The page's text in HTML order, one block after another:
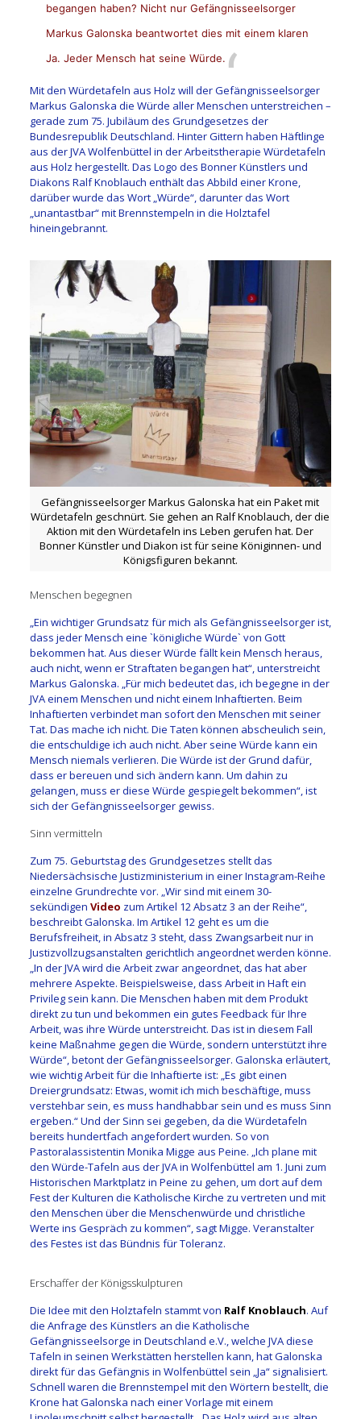
begangen haben? Nicht nur Gefängnisseelsorger
Markus Galonska beantwortet dies mit einem klaren
Ja. Jeder Mensch hat seine Würde.
Mit den Würdetafeln aus Holz will der Gefängnisseelsorger
Markus Galonska die Würde aller Menschen unterstreichen –
gerade zum 75. Jubiläum des Grundgesetzes der
Bundesrepublik Deutschland. Hinter Gittern haben Häftlinge
aus der JVA Wolfenbüttel in der Arbeitstherapie Würdetafeln
aus Holz hergestellt. Das Logo des Bonner Künstlers und
Diakons Ralf Knoblauch enthält das Abbild einer Krone,
darüber wurde das Wort „Würde“, darunter das Wort
„unantastbar“ mit Brennstempeln in die Holztafel
hineingebrannt.
Gefängnisseelsorger Markus Galonska hat ein Paket mit
Würdetafeln geschnürt. Sie gehen an Ralf Knoblauch, der die
Aktion mit den Würdetafeln ins Leben gerufen hat. Der
Bonner Künstler und Diakon ist für seine Königinnen- und
Königsfiguren bekannt.
Menschen begegnen
„Ein wichtiger Grundsatz für mich als Gefängnisseelsorger ist,
dass jeder Mensch eine `königliche Würde` von Gott
bekommen hat. Aus dieser Würde fällt kein Mensch heraus,
auch nicht, wenn er Straftaten begangen hat“, unterstreicht
Markus Galonska. „Für mich bedeutet das, ich begegne in der
JVA einem Menschen und nicht einem Inhaftierten. Beim
Inhaftierten verbindet man sofort den Menschen mit seiner
Tat. Das mache ich nicht. Die Taten können abscheulich sein,
die entschuldige ich auch nicht. Aber seine Würde kann ein
Mensch niemals verlieren. Die Würde ist der Grund dafür,
dass er bereuen und sich ändern kann. Um dahin zu
gelangen, muss er diese Würde gespiegelt bekommen“, ist
sich der Gefängnisseelsorger gewiss.
Sinn vermitteln
Zum 75. Geburtstag des Grundgesetzes stellt das
Niedersächsische Justizministerium in einer Instagram-Reihe
einzelne Grundrechte vor. „Wir sind mit einem 30-
sekündigen Video zum Artikel 12 Absatz 3 an der Reihe“,
beschreibt Galonska. Im Artikel 12 geht es um die
Berufsfreiheit, in Absatz 3 steht, dass Zwangsarbeit nur in
Justizvollzugsanstalten gerichtlich angeordnet werden könne.
„In der JVA wird die Arbeit zwar angeordnet, das hat aber
mehrere Aspekte. Beispielsweise, dass Arbeit in Haft ein
Privileg sein kann. Die Menschen haben mit dem Produkt
direkt zu tun und bekommen ein gutes Feedback für Ihre
Arbeit, was ihre Würde unterstreicht. Das ist in diesem Fall
keine Maßnahme gegen die Würde, sondern unterstützt ihre
Würde“, betont der Gefängnisseelsorger. Galonska erläutert,
wie wichtig Arbeit für die Inhaftierte ist: „Es gibt einen
Dreiergrundsatz: Etwas, womit ich mich beschäftige, muss
verstehbar sein, es muss handhabbar sein und es muss Sinn
ergeben.“ Und der Sinn sei gegeben, da die Würdetafeln
bereits hundertfach angefordert wurden. So von
Pastoralassistentin Monika Migge aus Peine. „Ich plane mit
den Würde-Tafeln aus der JVA in Wolfenbüttel am 1. Juni zum
Historischen Marktplatz in Peine zu gehen, um dort auf dem
Fest der Kulturen die Katholische Kirche zu vertreten und mit
den Menschen über die Menschenwürde und christliche
Werte ins Gespräch zu kommen“, sagt Migge. Veranstalter
des Festes ist das Bündnis für Toleranz.
Erschaffer der Königsskulpturen
Die Idee mit den Holztafeln stammt von Ralf Knoblauch. Auf
die Anfrage des Künstlers an die Katholische
Gefängnisseelsorge in Deutschland e.V., welche JVA diese
Tafeln in seinen Werkstätten herstellen kann, hat Galonska
direkt für das Gefängnis in Wolfenbüttel sein „Ja“ signalisiert.
Schnell waren die Brennstempel mit den Wörtern bestellt, die
Krone hat Galonska nach einer Vorlage mit einem